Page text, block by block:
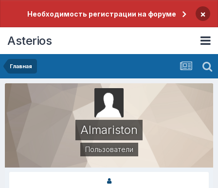
Необходимость регистрации на форуме ×
Asterios
Главная
Almariston
Пользователи